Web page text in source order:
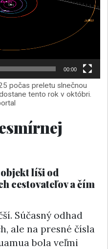
00:00
počas preletu slnečnou
tento rok v októbri.
líši od
cestovateľov a čím
Súčasný odhad
ale na presné čísla
bola veľmi